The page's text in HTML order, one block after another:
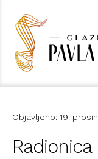
Objavljeno: 19.
Radionica